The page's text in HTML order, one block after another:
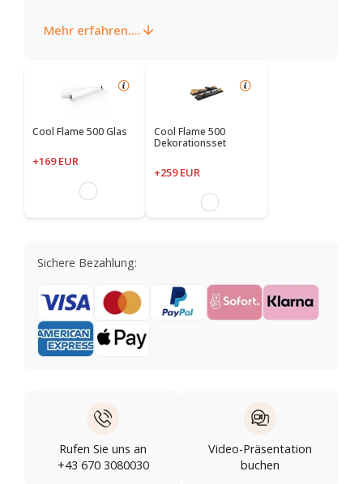
Mehr erfahren....
Cool Flame 500 Glas
+169 EUR
Cool Flame 500
Dekorationsset
+259 EUR
Sichere Bezahlung:
Rufen Sie uns an
+43 670 3080030
Video-Präsentation
buchen